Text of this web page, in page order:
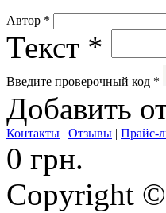
Автор *
Текст *
Введите проверочный код *
Добавить
Контакты | Отзывы | Прайс-
0 грн.
Copyright